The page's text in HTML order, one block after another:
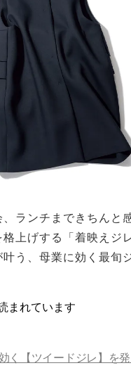
ランチまできちんと
上げする「着映えジ
う、母業に効く最旬
まれています
く【ツイードジレ】を